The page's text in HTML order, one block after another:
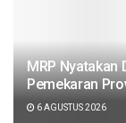
MRP Nyatakan
Pemekaran
6 AGUSTUS 2026